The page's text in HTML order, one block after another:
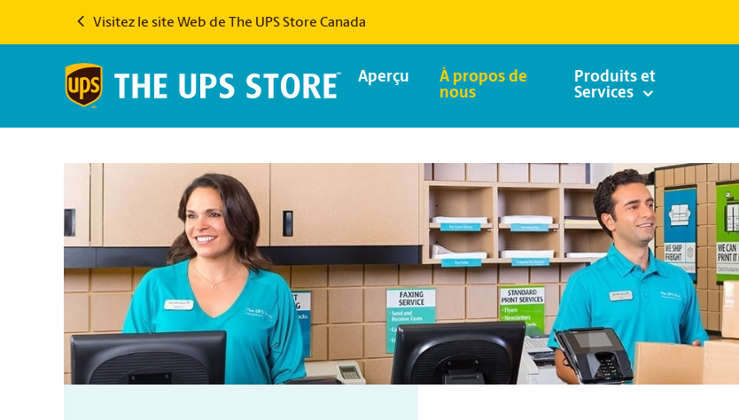
Visitez le site Web de The UPS Store Canada
Aperçu
À propos de
nous
Produits et
Services